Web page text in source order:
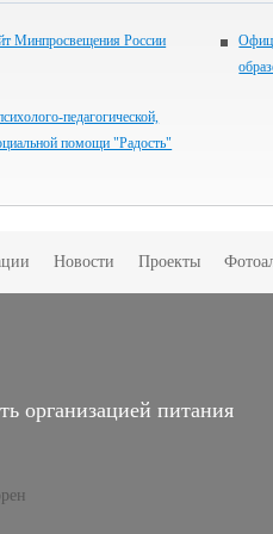
Минпросвещения России
педагогической,
помощи "Радость"
Новости Проекты
организацией питания